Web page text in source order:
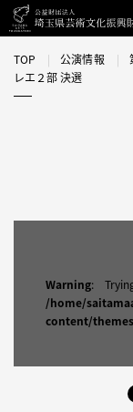
TOP 公演情報
レエ２部 決選
Warning:
/home/
content/